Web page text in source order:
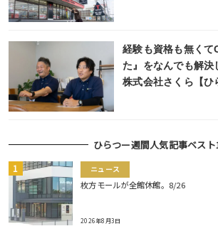
経験も資格も無くて
た』をなんでも解
株式会社さくら【ひ
ひらつー週間人気記事ベス
ニュース
枚方モールが全館休館。8/26
2026年8月3日